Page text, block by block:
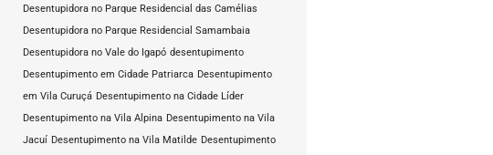
Desentupidora no Parque Residencial das Camélias
Desentupidora no Parque Residencial Samambaia
Desentupidora no Vale do Igapó desentupimento
Desentupimento em Cidade Patriarca Desentupimento
em Vila Curuçá Desentupimento na Cidade Líder
Desentupimento na Vila Alpina Desentupimento na Vila
Jacuí Desentupimento na Vila Matilde Desentupimento